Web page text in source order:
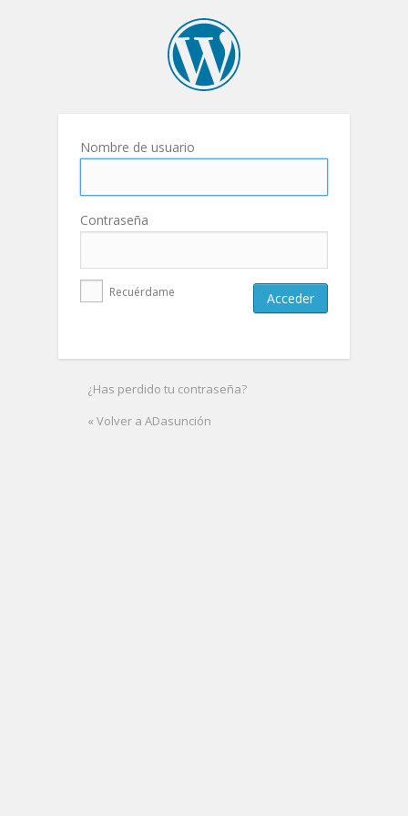
Nombre de usuario
Contraseña
Recuérdame
¿Has perdido tu contraseña?
« Volver a ADasunción